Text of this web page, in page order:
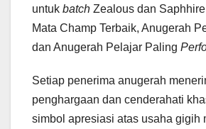
untuk batch Zealous dan
Mata Champ Terbaik, Anugerah
dan Anugerah Pelajar Paling
Setiap penerima anugerah
penghargaan dan cenderahati
simbol apresiasi atas usaha gigih